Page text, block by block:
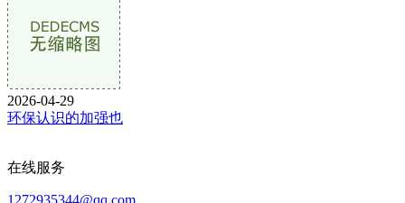
2026-04-29
环保认识的加强也
在线服务
1272935344@qq.com